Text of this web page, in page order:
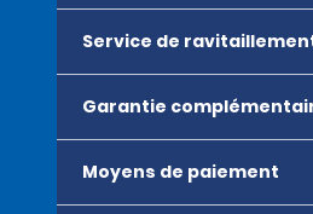
Service de
Garantie
Moyens de paiement